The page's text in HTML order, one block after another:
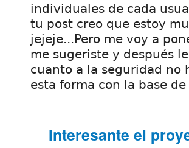
individuales de cada
tu post creo que estoy
jejeje...Pero me voy a
me sugeriste y después
cuanto a la seguridad no
esta forma con la base
Interesante el